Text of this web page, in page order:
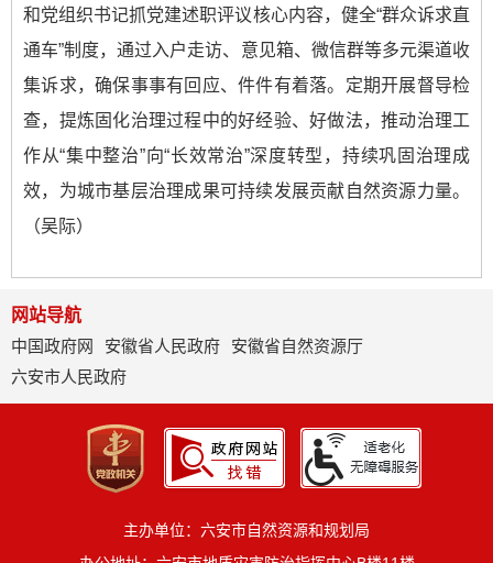
和党组织书记抓党建述职评议核心内容，健全“群众诉求直
通车”制度，通过入户走访、意见箱、微信群等多元渠道收
集诉求，确保事事有回应、件件有着落。定期开展督导检
查，提炼固化治理过程中的好经验、好做法，推动治理工
作从“集中整治”向“长效常治”深度转型，持续巩固治理成
效，为城市基层治理成果可持续发展贡献自然资源力量。
（吴际）
网站导航
中国政府网
安徽省人民政府
安徽省自然资源厅
六安市人民政府
主办单位：六安市自然资源和规划局